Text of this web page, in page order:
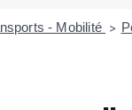
- Mobilité >